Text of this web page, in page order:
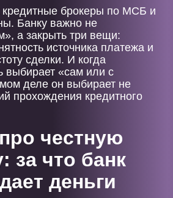
брокеры по МСБ и
Банку важно не
а закрыть три вещи:
источника платежа и
сделки. И когда
выбирает «сам или с
деле он выбирает не
прохождения кредитного
честную
за что банк
деньги